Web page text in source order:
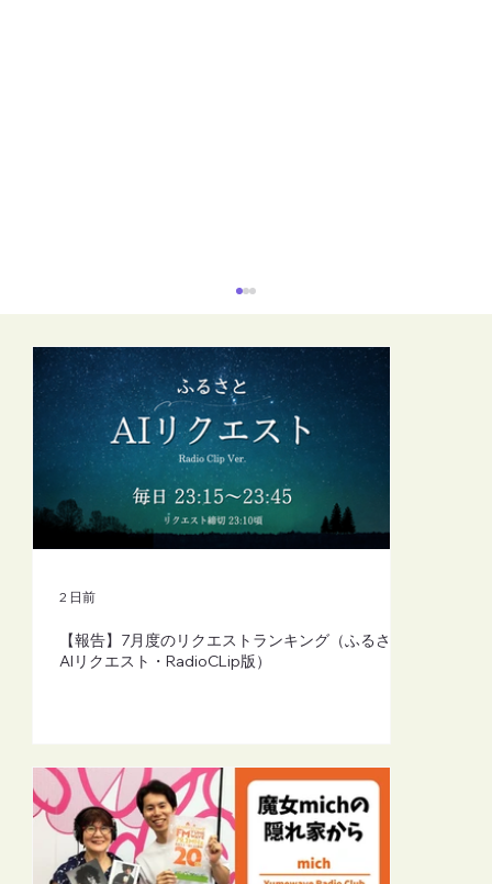
【FM-YRC】魔女michの隠れ家から
【報告】7月度のリクエストランキング（ふるさと
AIリクエスト・RadioCLip版）
2 日前